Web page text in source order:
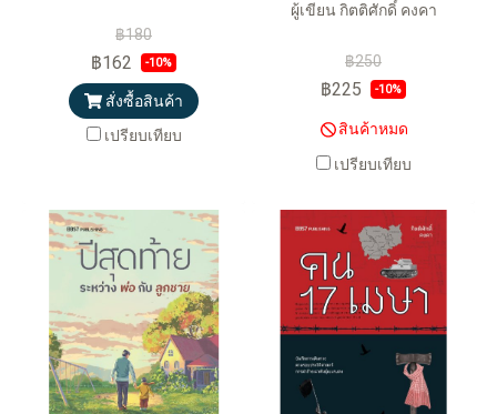
฿180
฿162 -10%
สั่งซื้อสินค้า
เปรียบเทียบ
ผู้เขียน กิตติศักดิ์ คงคา
฿250
฿225 -10%
สินค้าหมด
เปรียบเทียบ